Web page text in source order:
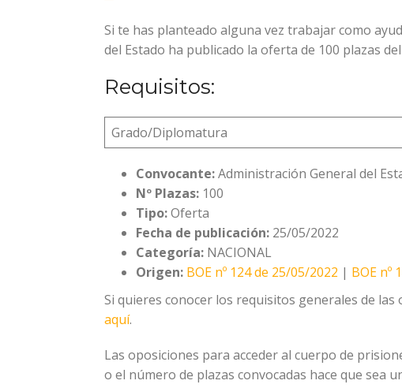
Si te has planteado alguna vez trabajar como
del Estado ha publicado la oferta de 100 plazas
Requisitos:
Grado/Diplomatura
Convocante:Administración General del
Nº Plazas: 100
Tipo:Oferta
Fecha de publicación: 25/05/2022
Categoría: NACIONAL
Origen: BOE nº 124 de 25/05/2022 | BOE nº
Si quieres conocer los requisitos generales de
aquí.
Las oposiciones para acceder al cuerpo de
o el número de plazas convocadas hace que sea